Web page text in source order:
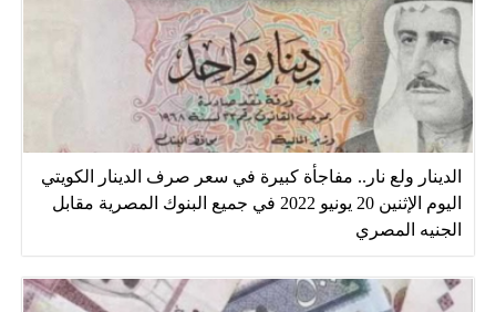
الدينار ولع نار.. مفاجأة كبيرة في سعر صرف الدينار الكويتي
اليوم الإثنين 20 يونيو 2022 في جميع البنوك المصرية مقابل
الجنيه المصري